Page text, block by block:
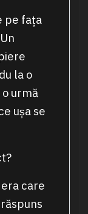
pe fața
la o
urmă
ușa se
care